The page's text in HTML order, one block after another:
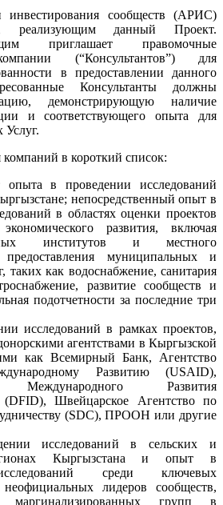
инвестирования сообществ (АРИС)
реализующимданный Проект.
приглашает правомочные
компании (“Консультантов”) для
в предоставлении данного
Консультанты должны
демонстрирующую наличие
и соответствующего опыта для
Услуг.
в короткий список:
в проведении исследований
непосредственный опыт в
в областях оценки проектов
развития, включая
институтов и местного
предоставления муниципальных и
таких как водоснабжение, санитария
развитие сообществ и
подотчетности за последние три
исследований в рамках проектов,
агентствами в Кыргызской
как Всемирный Банк, Агентство
Развитию (USAID),
Международного Развития
(DFID), Швейцарское Агентство по
(SDC), ПРООН или другие
исследований в сельских и
Кыргызстана и опыт в
среди ключевых
лидеров сообществ,
групп в